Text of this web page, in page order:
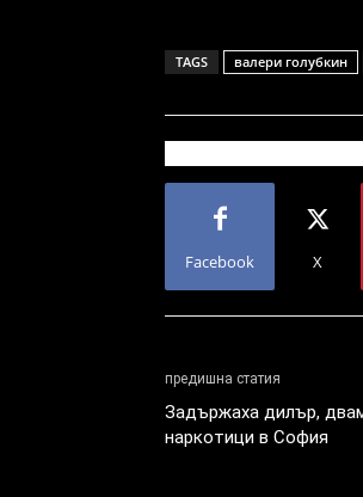
TAGS валери голубкин
Facebook X
предишна статия
Задържаха дилър,
наркотици в София